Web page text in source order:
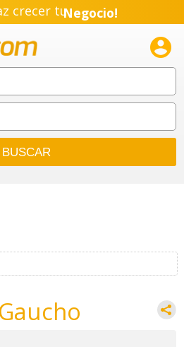
crecer tuNegocio!
Emprendimiento!
